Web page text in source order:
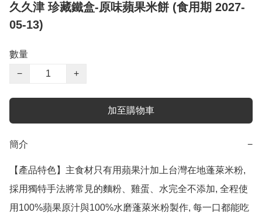
久久津 珍藏鐵盒-原味蘋果米餅 (食用期 2027-
05-13)
數量
−
+
加至購物車
簡介 −
【產品特色】主食材只有用蘋果汁加上台灣在地蓬萊米粉,
採用獨特手法將常見的麵粉、雞蛋、水完全不添加, 全程使
用100%蘋果原汁與100%水磨蓬萊米粉製作, 每一口都能吃